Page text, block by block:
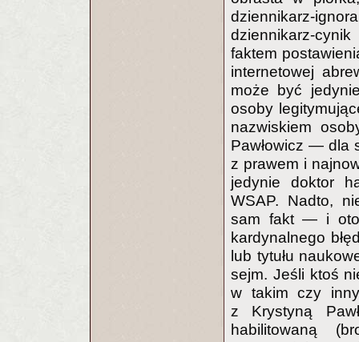
dziennikarz-
dziennikarz-
faktem
internetowej
może być
osoby
nazwiskiem
Pawłowicz — dla
z prawem i
jedynie doktor
WSAP. Nadto,
sam fakt — i oto
kardynalnego
lub tytułu
sejm. Jeśli ktoś
w takim czy
z Krystyną
habilitowaną